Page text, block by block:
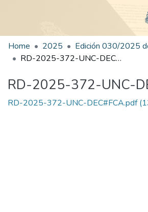
Home 2025
RD-2025-372-UNC-DEC#FCA
RD-2025-372-UNC-
RD-2025-372-UNC-DEC#FCA.pdf